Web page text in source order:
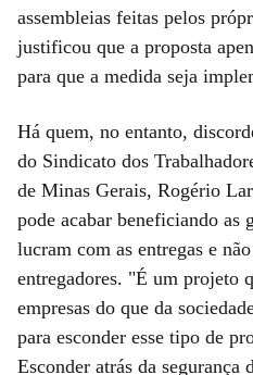
assembleias feitas pelos
justificou que a proposta
para que a medida seja
Há quem, no entanto,
do Sindicato dos
de Minas Gerais, Rogério
pode acabar beneficiando as
lucram com as entregas e
entregadores. "É um projeto
empresas do que da
para esconder esse tipo de
Esconder atrás da segurança